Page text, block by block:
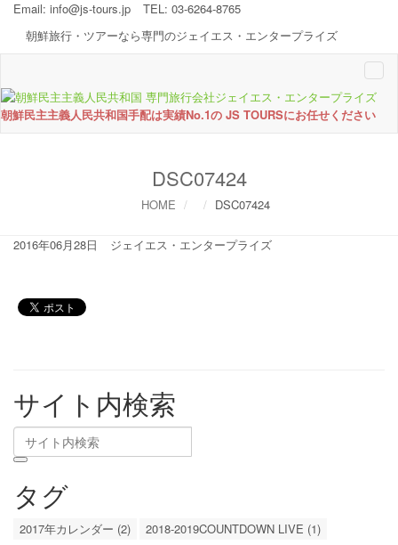
Email: info@js-tours.jp
TEL: 03-6264-8765
朝鮮旅行・ツアーなら専門のジェイエス・エンタープライズ
朝鮮民主主義人民共和国手配は実績No.1の JS TOURSにお任せください
DSC07424
HOME DSC07424
2016年06月28日 ジェイエス・エンタープライズ
サイト内検索
タグ
2017年カレンダー (2)
2018-2019COUNTDOWN LIVE (1)